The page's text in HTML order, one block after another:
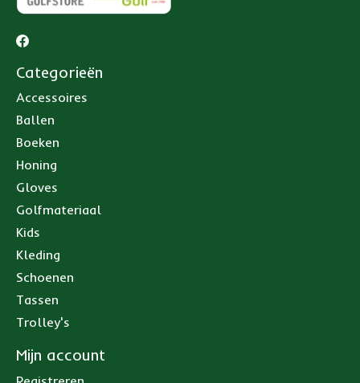
Categorieën
Accessoires
Ballen
Boeken
Honing
Gloves
Golfmateriaal
Kids
Kleding
Schoenen
Tassen
Trolley's
Mijn account